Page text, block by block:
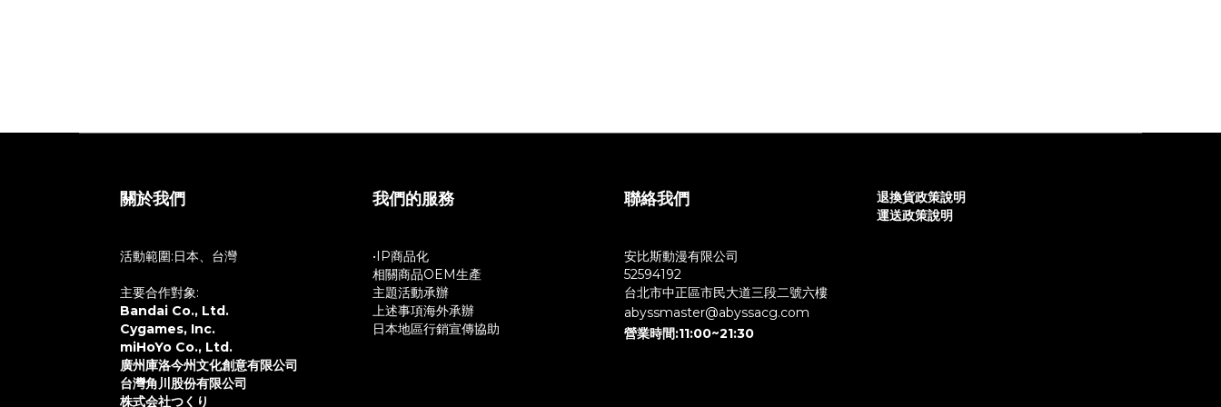
關於我們
活動範圍:日本、台灣
主要合作對象:
Bandai Co., Ltd.
Cygames, Inc.
miHoYo Co., Ltd.
廣州庫洛今州文化創意有限公司
台灣角川股份有限公司
株式会社つくり
我們的服務
•IP商品化
相關商品OEM生產
主題活動承辦
上述事項海外承辦
日本地區行銷宣傳協助
聯絡我們
安比斯動漫有限公司
52594192
台北市中正區市民大道三段二號六樓
abyssmaster@abyssacg.com
營業時間:11:00~21:30
退換貨政策說明
運送政策說明